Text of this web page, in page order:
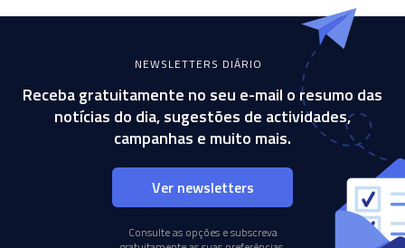
NEWSLETTERS DIÁRIO
Receba gratuitamente no seu e-mail o resumo das
notícias do dia, sugestões de actividades,
campanhas e muito mais.
Ver newsletters
Consulte as opções e subscreva